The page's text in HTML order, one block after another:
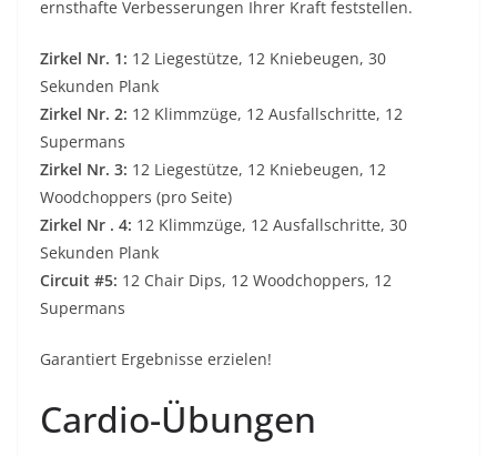
ernsthafte Verbesserungen Ihrer Kraft feststellen.
Zirkel Nr. 1: 12 Liegestütze, 12 Kniebeugen, 30
Sekunden Plank
Zirkel Nr. 2: 12 Klimmzüge, 12 Ausfallschritte, 12
Supermans
Zirkel Nr. 3: 12 Liegestütze, 12 Kniebeugen, 12
Woodchoppers (pro Seite)
Zirkel Nr . 4: 12 Klimmzüge, 12 Ausfallschritte, 30
Sekunden Plank
Circuit #5: 12 Chair Dips, 12 Woodchoppers, 12
Supermans
Garantiert Ergebnisse erzielen!
Cardio-Übungen